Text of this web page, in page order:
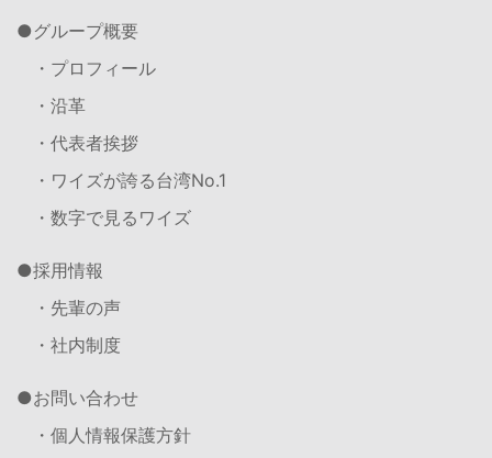
グループ概要
・プロフィール
・沿革
・代表者挨拶
・ワイズが誇る台湾No.1
・数字で見るワイズ
採用情報
・先輩の声
・社内制度
お問い合わせ
・個人情報保護方針